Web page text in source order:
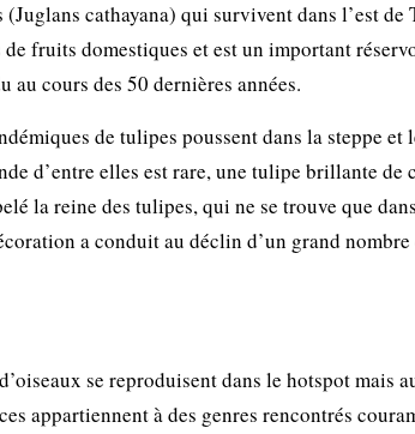
cathayana) qui survivent dans l’est
de fruits domestiques et est un important
au cours des 50 dernières années.
de tulipes poussent dans la steppe
d’entre elles est rare, une tulipe brillante
la reine des tulipes, qui ne se trouve que
a conduit au déclin d’un grand nombre
se reproduisent dans le hotspot mais
appartiennent à des genres rencontrés